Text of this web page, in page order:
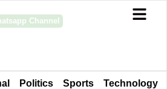
Channel
Politics Sports Technology